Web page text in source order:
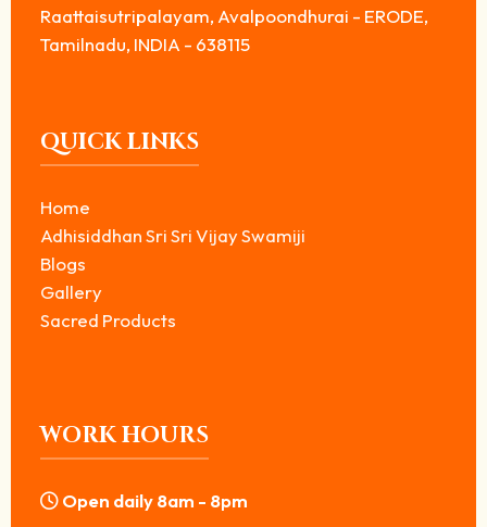
Raattaisutripalayam, Avalpoondhurai - ERODE,
Tamilnadu, INDIA - 638115
QUICK LINKS
Home
Adhisiddhan Sri Sri Vijay Swamiji
Blogs
Gallery
Sacred Products
WORK HOURS
Open daily 8am - 8pm